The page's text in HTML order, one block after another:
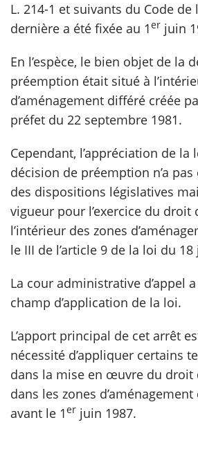
L. 214-1 et suivants du Code de
dernière a été fixée au 1er juin
En l’espèce, le bien objet de la
préemption était situé à
d’aménagement différé créée
préfet du 22 septembre 1981.
Cependant, l’appréciation de la
décision de préemption n’a
des dispositions législatives
vigueur pour l’exercice du droit
l’intérieur des zones
le III de l’article 9 de la loi du
La cour administrative d’appel
champ d’application de la loi.
L’apport principal de cet arrêt
nécessité d’appliquer certains
dans la mise en œuvre du droit
dans les zones
avant le 1er juin 1987.